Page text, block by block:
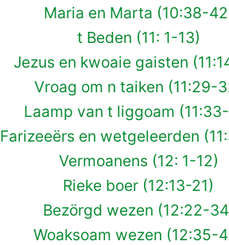
Maria en Marta (10:38-
t Beden (11: 1-13)
Jezus en kwoaie gaisten
Vroag om n taiken (11:29-
Laamp van t liggoam
Farizeeërs en wetgeleerden
Vermoanens (12: 1-12)
Rieke boer (12:13-21)
Bezörgd wezen (12:22-
Woaksoam wezen (12:35-